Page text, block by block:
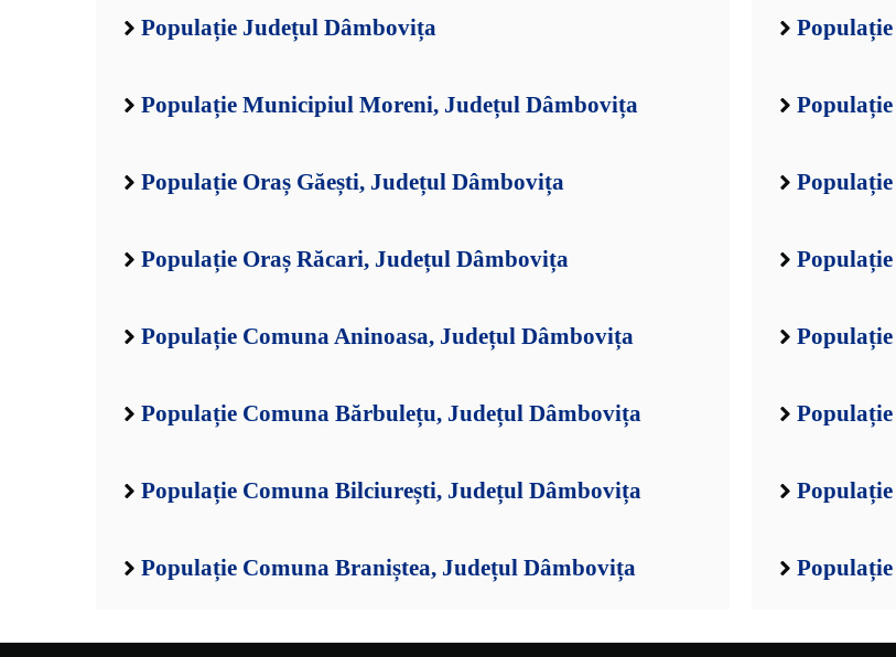
Populație Județul Dâmbovița
Populație Municipiul Moreni, Județul Dâmbovița
Populație Oraș Găești, Județul Dâmbovița
Populație Oraș Răcari, Județul Dâmbovița
Populație Comuna Aninoasa, Județul Dâmbovița
Populație Comuna Bărbulețu, Județul Dâmbovița
Populație Comuna Bilciurești, Județul Dâmbovița
Populație Comuna Braniștea, Județul Dâmbovița